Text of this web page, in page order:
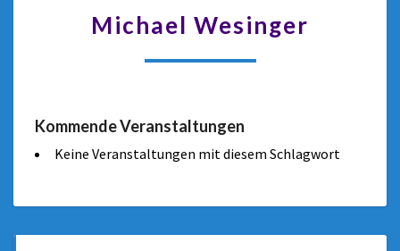
Michael Wesinger
Kommende Veranstaltungen
Keine Veranstaltungen mit diesem Schlagwort